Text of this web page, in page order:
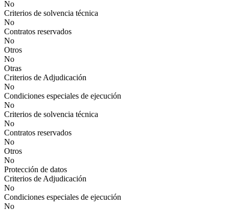
No
Criterios de solvencia técnica
No
Contratos reservados
No
Otros
No
Otras
Criterios de Adjudicación
No
Condiciones especiales de ejecución
No
Criterios de solvencia técnica
No
Contratos reservados
No
Otros
No
Protección de datos
Criterios de Adjudicación
No
Condiciones especiales de ejecución
No